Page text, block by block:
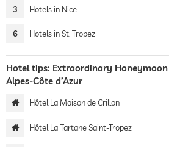
3 Hotels in Nice
6 Hotels in St. Tropez
Hotel tips: Extraordinary
Alpes-Côte d’Azur
Hôtel La Maison de Crillon
Hôtel La Tartane Saint-Tropez